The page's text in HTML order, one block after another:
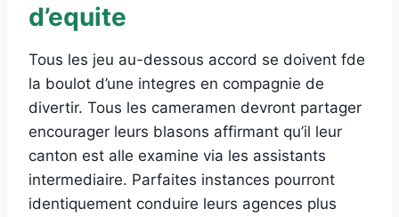
d’equite
Tous les jeu au-dessous accord se doivent fde
la boulot d’une integres en compagnie de
divertir. Tous les cameramen devront partager
encourager leurs blasons affirmant qu’il leur
canton est alle examine via les assistants
intermediaire. Parfaites instances pourront
identiquement conduire leurs agences plus